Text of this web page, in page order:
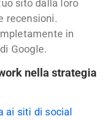
sito dalla loro
recensioni.
in
Google.
nella strategia
ai siti di social